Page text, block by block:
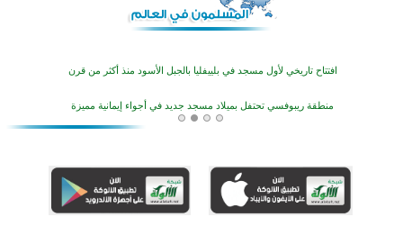
أكبر مشروع إسلامي في ريف أستراليا يفتتح أبوابه بعد سنوات من العمل والعطاء
اختتام الدورة التاسعة لمسابقة حفظ وتلاوة القرآن الكريم في أزناكاييف